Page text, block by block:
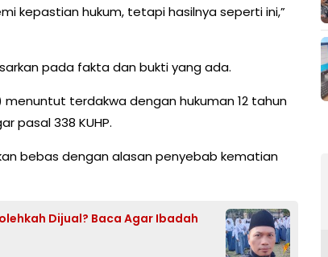
kepastian hukum, tetapi hasilnya seperti ini,”
pada fakta dan bukti yang ada.
menuntut terdakwa dengan hukuman 12 tahun
pasal 338 KUHP.
bebas dengan alasan penyebab kematian
Dijual? Baca Agar Ibadah